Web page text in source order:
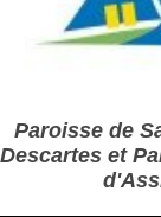
Paroisse de
Descartes et